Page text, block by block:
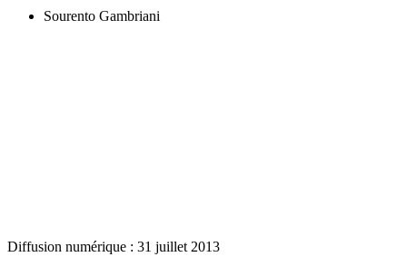
Sourento Gambriani
Diffusion numérique : 31 juillet 2013